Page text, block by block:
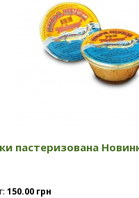
пастеризована
150.00 грн